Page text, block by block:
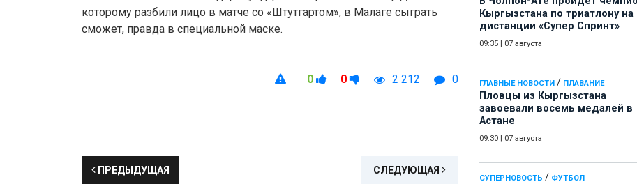
Кыргызстана по триатлону на
дистанции «Супер Спринт»
09:35 07 августа
ГЛАВНЫЕ НОВОСТИ / ПЛАВАНИЕ
Пловцы из Кыргызстана
завоевали восемь медалей в
Астане
09:30 07 августа
СУПЕРНОВОСТЬ / ФУТБОЛ
которому разбили лицо в матче со «Штутгартом», в Малаге сыграть
сможет, правда в специальной маске.
0 0 2 212 0
ПРЕДЫДУЩАЯ СЛЕДУЮЩАЯ